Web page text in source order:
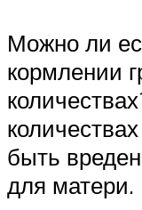
Можно ли
кормлении
быть
для